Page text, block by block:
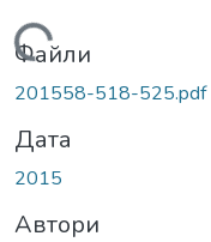
Вантажиться...
Файли
201558-518-525.pdf
Дата
2015
Автори